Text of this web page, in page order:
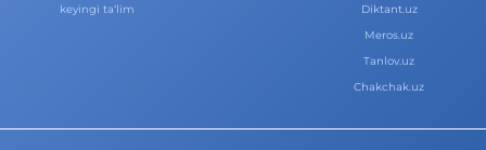
keyingi ta‘lim
Diktant.uz
Meros.uz
Tanlov.uz
Chakchak.uz